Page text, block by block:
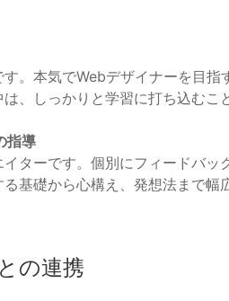
。本気でWebデザイナーを目
、しっかりと学習に打ち込むこ
指導
ターです。個別にフィードバッ
基礎から心構え、発想法まで幅
の連携